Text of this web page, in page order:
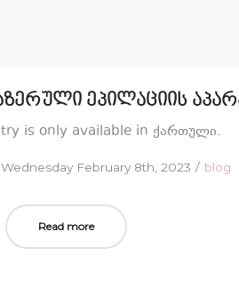
ეპილაციის
is only available in ქართული.
Posted
Wednesday February 8th, 2023 blog
Read more